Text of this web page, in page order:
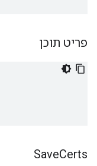
פריט תוכן
SaveCerts